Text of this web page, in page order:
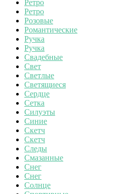
Ретро
Ретро
Розовые
Романтические
Ручка
Ручка
Свадебные
Свет
Светлые
Светящиеся
Сердце
Сетка
Силуэты
Синие
Скетч
Скетч
Следы
Смазанные
Снег
Снег
Солнце